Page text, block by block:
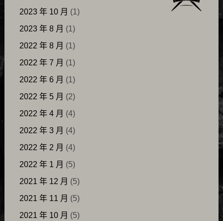
2023 年 10 月 (1)
2023 年 8 月 (1)
2022 年 8 月 (1)
2022 年 7 月 (1)
2022 年 6 月 (1)
2022 年 5 月 (2)
2022 年 4 月 (4)
2022 年 3 月 (4)
2022 年 2 月 (4)
2022 年 1 月 (5)
2021 年 12 月 (5)
2021 年 11 月 (5)
2021 年 10 月 (5)